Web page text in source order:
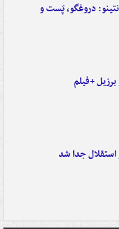
دروغگو، پَست‌ و
+فیلم
استقلال جدا شد